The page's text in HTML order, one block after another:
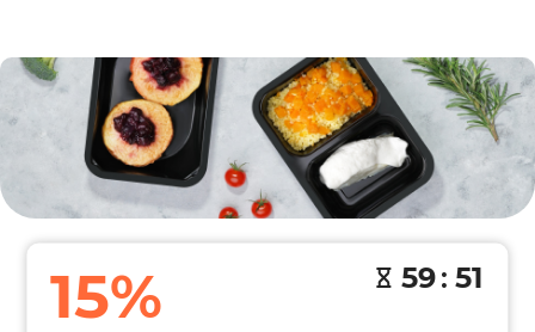
15% 59: 50